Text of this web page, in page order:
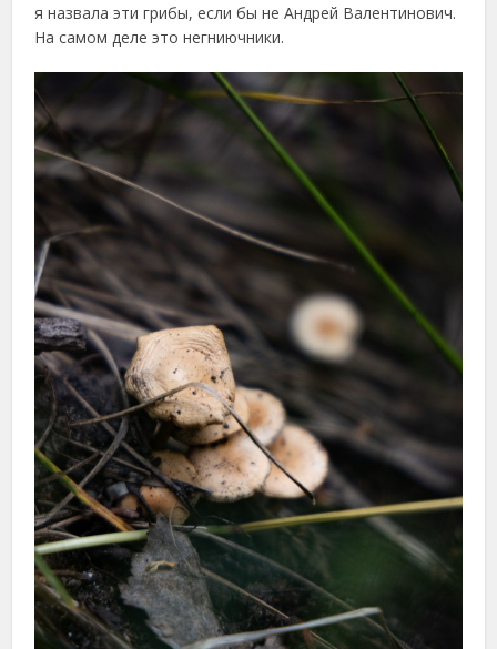
я назвала эти грибы, если бы не Андрей Валентинович.
На самом деле это негниючники.